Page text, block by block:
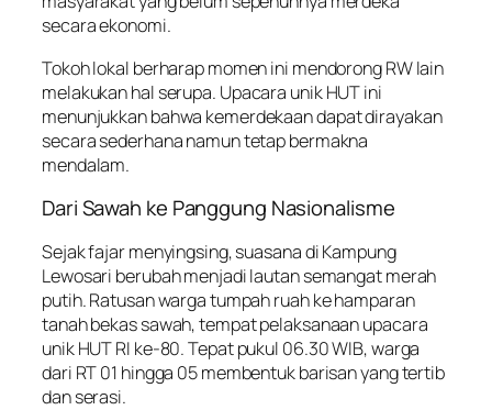
secara ekonomi.
Tokoh lokal berharap momen ini mendorong RW lain
melakukan hal serupa. Upacara unik HUTini
menunjukkan bahwa kemerdekaan dapat dirayakan
secara sederhana namun tetap bermakna
mendalam.
Dari Sawah ke Panggung Nasionalisme
Sejak fajar menyingsing, suasana di Kampung
Lewosari berubah menjadi lautan semangat merah
putih. Ratusan warga tumpah ruah ke hamparan
tanah bekas sawah, tempat pelaksanaanupacara
unik HUTRI ke-80. Tepat pukul 06.30 WIB, warga
dari RT 01 hingga 05 membentuk barisan yang tertib
dan serasi.